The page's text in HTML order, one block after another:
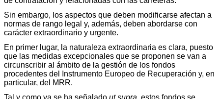
Sin embargo, los aspectos que deben modificarse afectan a
normas de rango legal y, además, deben abordarse con
carácter extraordinario y urgente.
En primer lugar, la naturaleza extraordinaria es clara, puesto
que las medidas excepcionales que se proponen se van a
circunscribir al ámbito de la gestión de los fondos
procedentes del Instrumento Europeo de Recuperación y, en
particular, del MRR.
Tal y como ya se ha señalado ut supra, estos fondos se